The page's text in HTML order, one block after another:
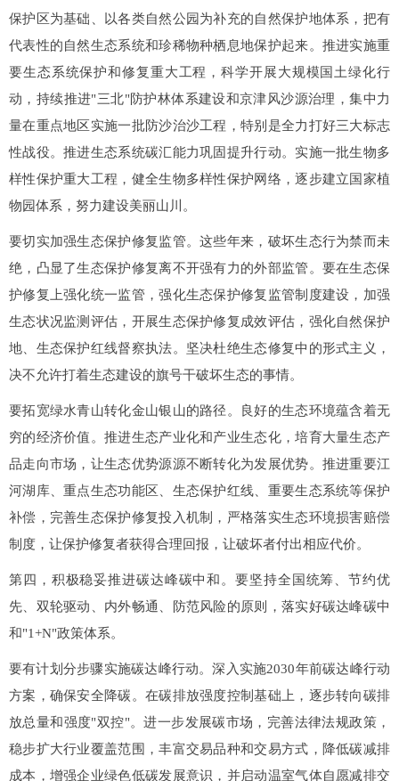
保护区为基础、以各类自然公园为补充的自然保护地体系，把有
代表性的自然生态系统和珍稀物种栖息地保护起来。推进实施重
要生态系统保护和修复重大工程，科学开展大规模国土绿化行
动，持续推进"三北"防护林体系建设和京津风沙源治理，集中力
量在重点地区实施一批防沙治沙工程，特别是全力打好三大标志
性战役。推进生态系统碳汇能力巩固提升行动。实施一批生物多
样性保护重大工程，健全生物多样性保护网络，逐步建立国家植
物园体系，努力建设美丽山川。
要切实加强生态保护修复监管。这些年来，破坏生态行为禁而未
绝，凸显了生态保护修复离不开强有力的外部监管。要在生态保
护修复上强化统一监管，强化生态保护修复监管制度建设，加强
生态状况监测评估，开展生态保护修复成效评估，强化自然保护
地、生态保护红线督察执法。坚决杜绝生态修复中的形式主义，
决不允许打着生态建设的旗号干破坏生态的事情。
要拓宽绿水青山转化金山银山的路径。良好的生态环境蕴含着无
穷的经济价值。推进生态产业化和产业生态化，培育大量生态产
品走向市场，让生态优势源源不断转化为发展优势。推进重要江
河湖库、重点生态功能区、生态保护红线、重要生态系统等保护
补偿，完善生态保护修复投入机制，严格落实生态环境损害赔偿
制度，让保护修复者获得合理回报，让破坏者付出相应代价。
第四，积极稳妥推进碳达峰碳中和。要坚持全国统筹、节约优
先、双轮驱动、内外畅通、防范风险的原则，落实好碳达峰碳中
和"1+N"政策体系。
要有计划分步骤实施碳达峰行动。深入实施2030年前碳达峰行动
方案，确保安全降碳。在碳排放强度控制基础上，逐步转向碳排
放总量和强度"双控"。进一步发展碳市场，完善法律法规政策，
稳步扩大行业覆盖范围，丰富交易品种和交易方式，降低碳减排
成本，增强企业绿色低碳发展意识，并启动温室气体自愿减排交